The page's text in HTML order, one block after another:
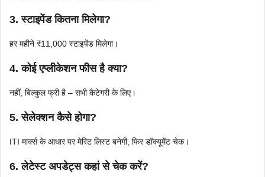
3. स्टाइपेंड कितना मिलेगा?
हर महीने ₹11,000 स्टाइपेंड मिलेगा।
4. कोई एप्लीकेशन फीस है क्या?
नहीं, बिल्कुल फ्री है – सभी कैटेगरी के लिए।
5. सेलेक्शन कैसे होगा?
ITI मार्क्स के आधार पर मेरिट लिस्ट बनेगी, फिर डॉक्यूमेंट चेक।
6. लेटेस्ट अपडेट्स कहां से चेक करें?